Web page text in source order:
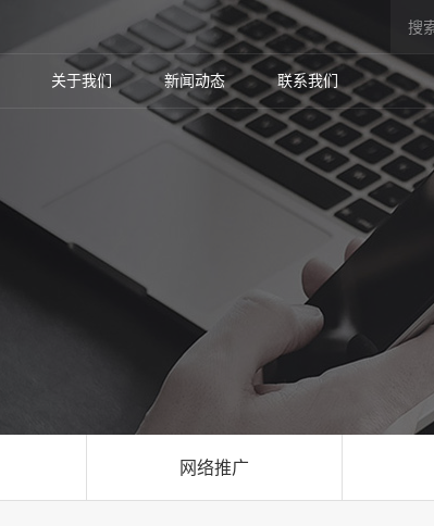
关于我们 新闻动态 联系我们
网络推广